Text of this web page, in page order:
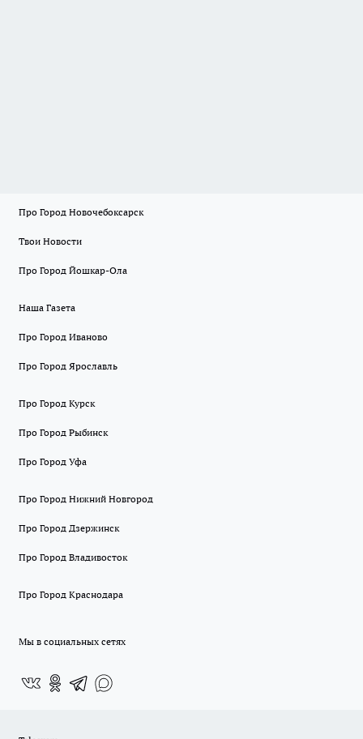
Про Город Новочебоксарск
Твои Новости
Про Город Йошкар-Ола
Наша Газета
Про Город Иваново
Про Город Ярославль
Про Город Курск
Про Город Рыбинск
Про Город Уфа
Про Город Нижний Новгород
Про Город Дзержинск
Про Город Владивосток
Про Город Краснодара
Мы в социальных сетях